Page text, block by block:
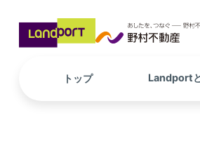
トップ Landport